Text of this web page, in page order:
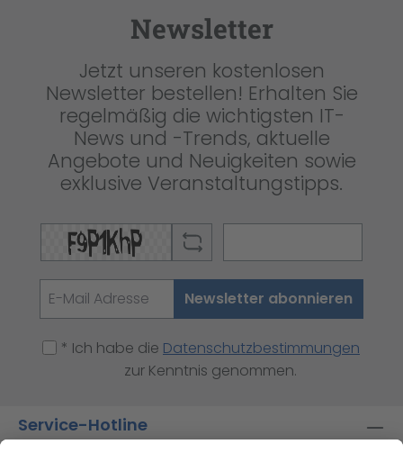
Newsletter
Jetzt unseren kostenlosen
Newsletter bestellen! Erhalten Sie
regelmäßig die wichtigsten IT-
News und -Trends, aktuelle
Angebote und Neuigkeiten sowie
exklusive Veranstaltungstipps.
Newsletter abonnieren
* Ich habe die Datenschutzbestimmungen
zur Kenntnis genommen.
Service-Hotline